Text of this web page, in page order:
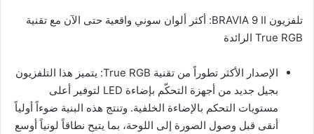
تلفزيون BRAVIA 9 II: أكثر ألوان سوني واقعية حتى الآن مع تقنية
True RGB الرائدة
الإصدار الأكثر تطوراً من تقنية True RGB: يتميز هذا التلفزيون
بجيل جديد من أجهزة التحكّم بإضاءة LED لتوفير أعلى
مستويات التحكم بالإضاءة الخلفية. وتنتج هذه البنية ضوءاً أولياً
أنقى قبل وصول الصورة إلى اللوحة، بما يتيح نطاقاً لونياً أوسع